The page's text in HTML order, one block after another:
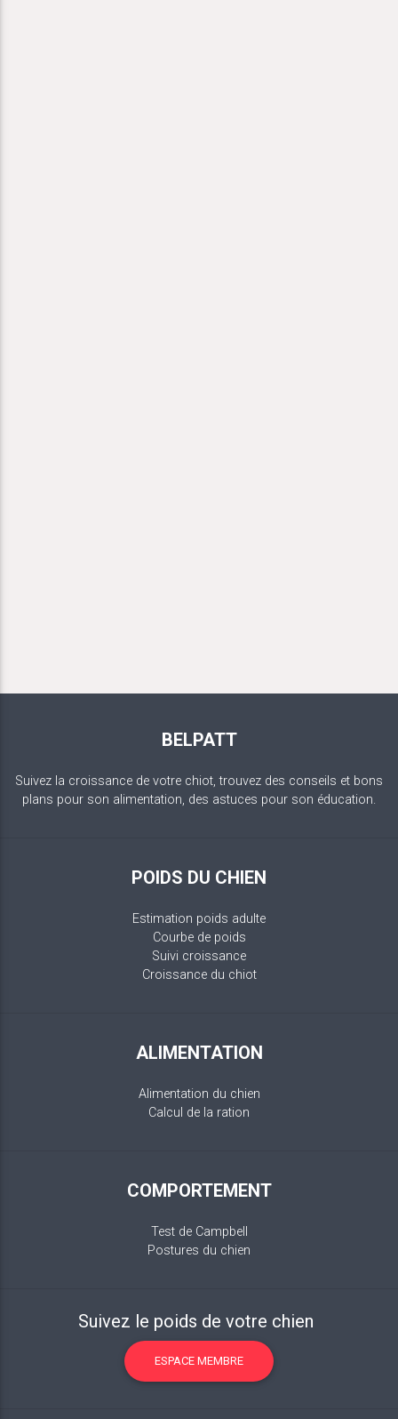
BELPATT
Suivez la croissance de votre chiot, trouvez des conseils et bons
plans pour son alimentation, des astuces pour son éducation.
POIDS DU CHIEN
Estimation poids adulte
Courbe de poids
Suivi croissance
Croissance du chiot
ALIMENTATION
Alimentation du chien
Calcul de la ration
COMPORTEMENT
Test de Campbell
Postures du chien
Suivez le poids de votre chien
ESPACE MEMBRE